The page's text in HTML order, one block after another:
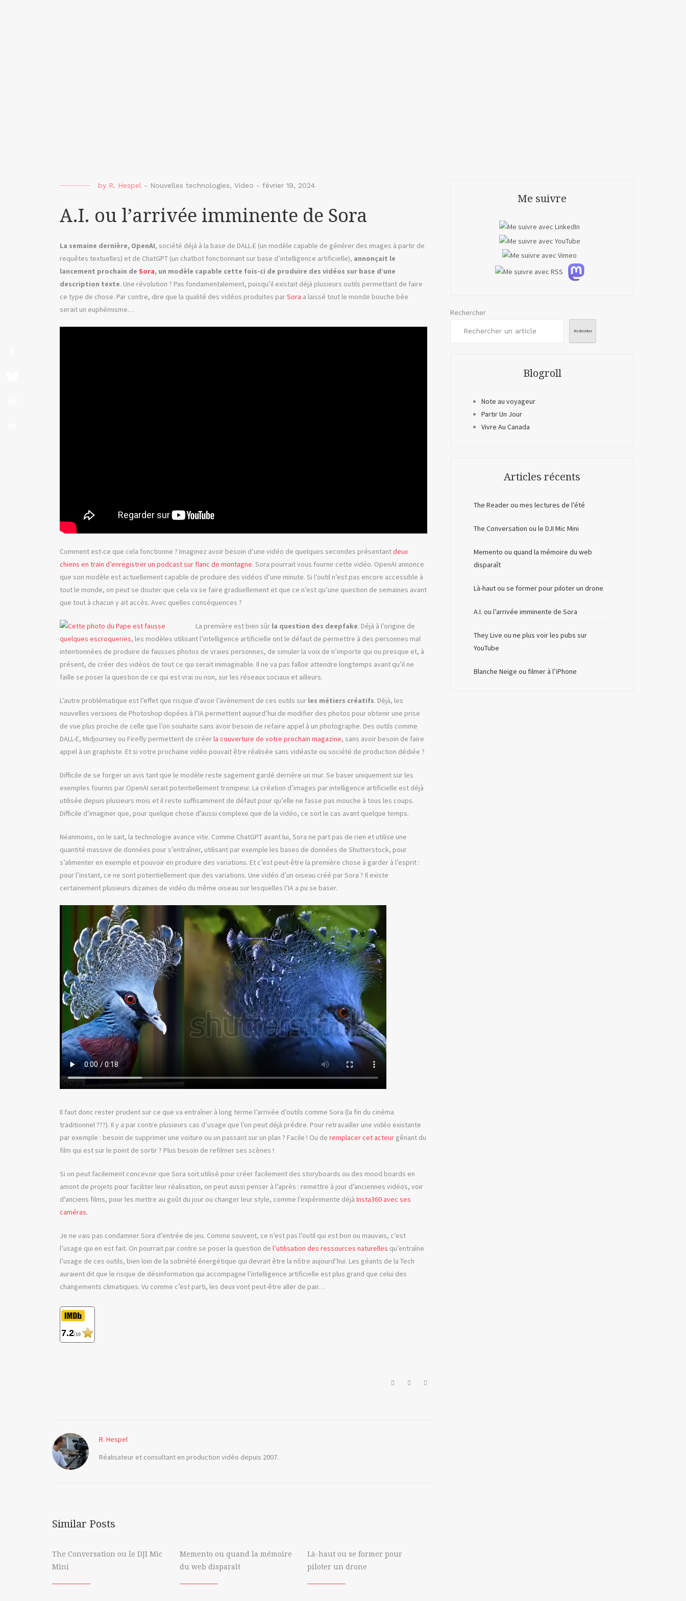
by R. Hespel - Nouvelles technologies, Video - février 19, 2024
A.I. ou l’arrivée imminente de Sora
La semaine dernière, OpenAI, société déjà à la base de DALL-E (un modèle capable de générer des images à partir de
requêtes textuelles) et de ChatGPT (un chatbot fonctionnant sur base d’intelligence artificielle), annonçait le
lancement prochain de Sora, un modèle capable cette fois-ci de produire des vidéos sur base d’une
description texte. Une révolution ? Pas fondamentalement, puisqu’il existait déjà plusieurs outils permettant de faire
ce type de chose. Par contre, dire que la qualité des vidéos produites parSora a laissé tout le monde bouche bée
serait un euphémisme…
Comment est-ce que cela fonctionne ? Imaginez avoir besoin d’une vidéo de quelques secondes présentantdeux
chiens en train d’enregistrer un podcast sur flanc de montagne. Sora pourrait vous fournir cette vidéo. OpenAI annonce
que son modèle est actuellement capable de produire des vidéos d’une minute. Si l’outil n’est pas encore accessible à
tout le monde, on peut se douter que cela va se faire graduellement et que ce n’est qu’une question de semaines avant
que tout à chacun y ait accès. Avec quelles conséquences ?
La première est bien sûr la question des deepfake. Déjà à l’origine de
quelques escroqueries, les modèles utilisant l’intelligence artificielle ont le défaut de permettre à des personnes mal
intentionnées de produire de fausses photos de vraies personnes, de simuler la voix de n’importe qui ou presque et, à
présent, de créer des vidéos de tout ce qui serait inimaginable. Il ne va pas falloir attendre longtemps avant qu’il ne
faille se poser la question de ce qui est vrai ou non, sur les réseaux sociaux et ailleurs.
L’autre problématique est l’effet que risque d’avoir l’avènement de ces outils sur les métiers créatifs. Déjà, les
nouvelles versions de Photoshop dopées à l’IA permettent aujourd’hui de modifier des photos pour obtenir une prise
de vue plus proche de celle que l’on souhaite sans avoir besoin de refaire appel à un photographe. Des outils comme
DALL-E, Midjourney ou Firefly permettent de créerla couverture de votre prochain magazine, sans avoir besoin de faire
appel à un graphiste. Et si votre prochaine vidéo pouvait être réalisée sans vidéaste ou société de production dédiée ?
Difficile de se forger un avis tant que le modèle reste sagement gardé derrière un mur. Se baser uniquement sur les
exemples fournis par OpenAI serait potentiellement trompeur. La création d’images par intelligence artificielle est déjà
utilisée depuis plusieurs mois et il reste suffisamment de défaut pour qu’elle ne fasse pas mouche à tous les coups.
Difficile d’imaginer que, pour quelque chose d’aussi complexe que de la vidéo, ce soit le cas avant quelque temps.
Néanmoins, on le sait, la technologie avance vite. Comme ChatGPT avant lui, Sora ne part pas de rien et utilise une
quantité massive de données pour s’entraîner, utilisant par exemple les bases de données de Shutterstock, pour
s’alimenter en exemple et pouvoir en produire des variations. Et c’est peut-être la première chose à garder à l’esprit :
pour l’instant, ce ne sont potentiellement que des variations. Une vidéo d’un oiseau créé par Sora ? Il existe
certainement plusieurs dizaines de vidéo du même oiseau sur lesquelles l’IA a pu se baser.
Il faut donc rester prudent sur ce que va entraîner à long terme l’arrivée d’outils comme Sora (la fin du cinéma
traditionnel ???). Il y a par contre plusieurs cas d’usage que l’on peut déjà prédire. Pour retravailler une vidéo existante
par exemple : besoin de supprimer une voiture ou un passant sur un plan ? Facile ! Ou de remplacer cet acteur gênant du
film qui est sur le point de sortir ? Plus besoin de refilmer ses scènes !
Si on peut facilement concevoir que Sora soit utilisé pour créer facilement des storyboards ou des mood boards en
amont de projets pour faciliter leur réalisation, on peut aussi penser à l’après : remettre à jour d’anciennes vidéos, voir
d’anciens films, pour les mettre au goût du jour ou changer leur style, comme l’expérimente déjà Insta360 avec ses
caméras.
Je ne vais pas condamner Sora d’entrée de jeu. Comme souvent, ce n’est pas l’outil qui est bon ou mauvais, c’est
l’usage qui en est fait. On pourrait par contre se poser la question de l’utilisation des ressources naturelles qu’entraîne
l’usage de ces outils, bien loin de la sobriété énergétique qui devrait être la nôtre aujourd’hui. Les géants de la Tech
auraient dit que le risque de désinformation qui accompagne l’intelligence artificielle est plus grand que celui des
changements climatiques. Vu comme c’est parti, les deux vont peut-être aller de pair…
7.2/10
ia
OpenIA
R. Hespel
Réalisateur et consultant en production vidéo depuis 2007.
Similar Posts
The Conversation ou le DJI Mic
Mini
Memento ou quand la mémoire
du web disparaît
Là-haut ou se former pour
piloter un drone
Me suivre
Rechercher
Rechercher
Blogroll
Note au voyageur
Partir Un Jour
Vivre Au Canada
Articles récents
The Reader ou mes lectures de l’été
The Conversation ou le DJI Mic Mini
Memento ou quand la mémoire du web
disparaît
Là-haut ou se former pour piloter un drone
A.I. ou l’arrivée imminente de Sora
They Live ou ne plus voir les pubs sur
YouTube
Blanche Neige ou filmer à l’iPhone